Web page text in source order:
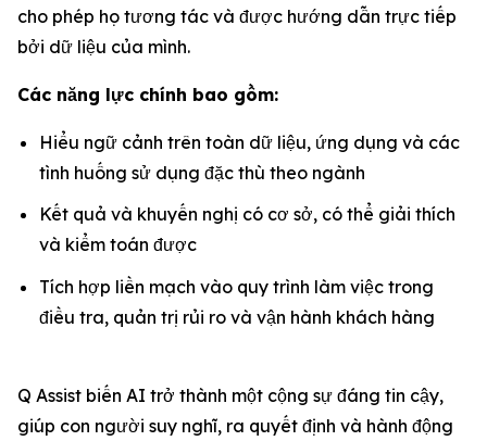
cho phép họ tương tác và được hướng dẫn trực tiếp
bởi dữ liệu của mình.
Các năng lực chính bao gồm:
Hiểu ngữ cảnh trên toàn dữ liệu, ứng dụng và các
tình huống sử dụng đặc thù theo ngành
Kết quả và khuyến nghị có cơ sở, có thể giải thích
và kiểm toán được
Tích hợp liền mạch vào quy trình làm việc trong
điều tra, quản trị rủi ro và vận hành khách hàng
Q Assist biến AI trở thành một cộng sự đáng tin cậy,
giúp con người suy nghĩ, ra quyết định và hành động